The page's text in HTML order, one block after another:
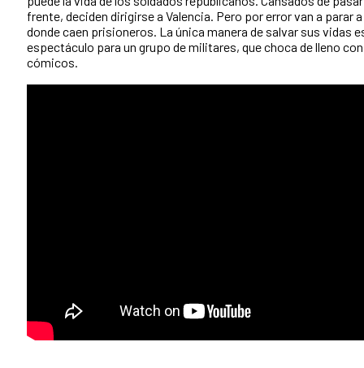
frente, deciden dirigirse a Valencia. Pero por error van a parar
donde caen prisioneros. La única manera de salvar sus vidas
espectáculo para un grupo de militares, que choca de lleno
cómicos.